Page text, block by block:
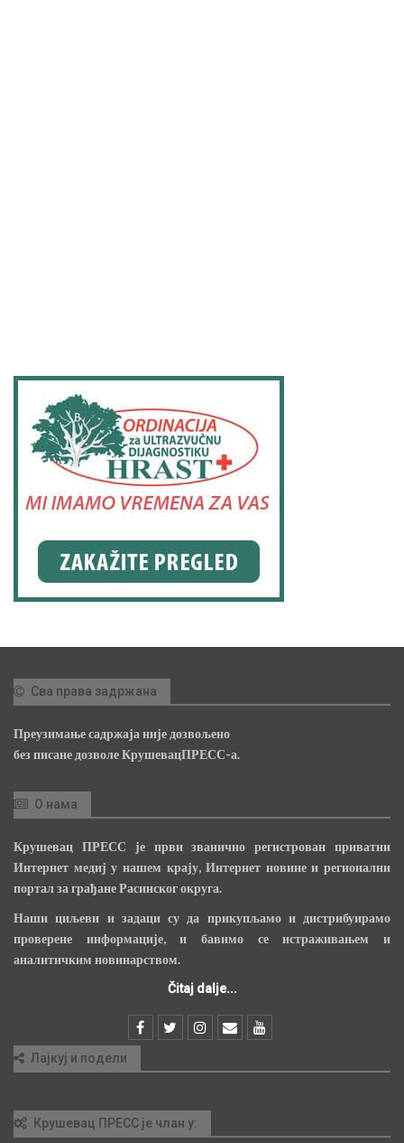
Сва права задржана
Преузимање садржаја није дозвољено
без писане дозволе КрушевацПРЕСС-а.
О нама
Крушевац ПРЕСС је први званично регистрован приватни
Интернет медиј у нашем крају, Интернет новине и регионални
портал за грађане Расинског округа.
Наши циљеви и задаци су да прикупљамо и дистрибуирамо
проверене информације, и бавимо се истраживањем и
аналитичким новинарством.
Čitaj dalje...
Лајкуј и подели
Крушевац ПРЕСС је члан у: